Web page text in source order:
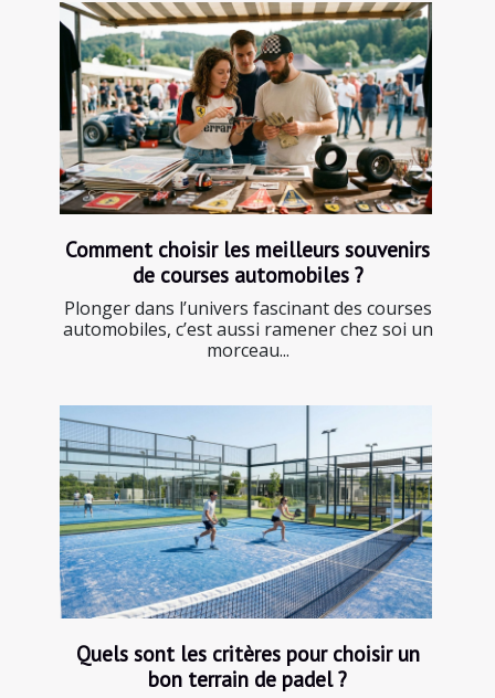
Comment choisir les meilleurs souvenirs
de courses automobiles ?
Plonger dans l’univers fascinant des courses
automobiles, c’est aussi ramener chez soi un
morceau...
Quels sont les critères pour choisir un
bon terrain de padel ?